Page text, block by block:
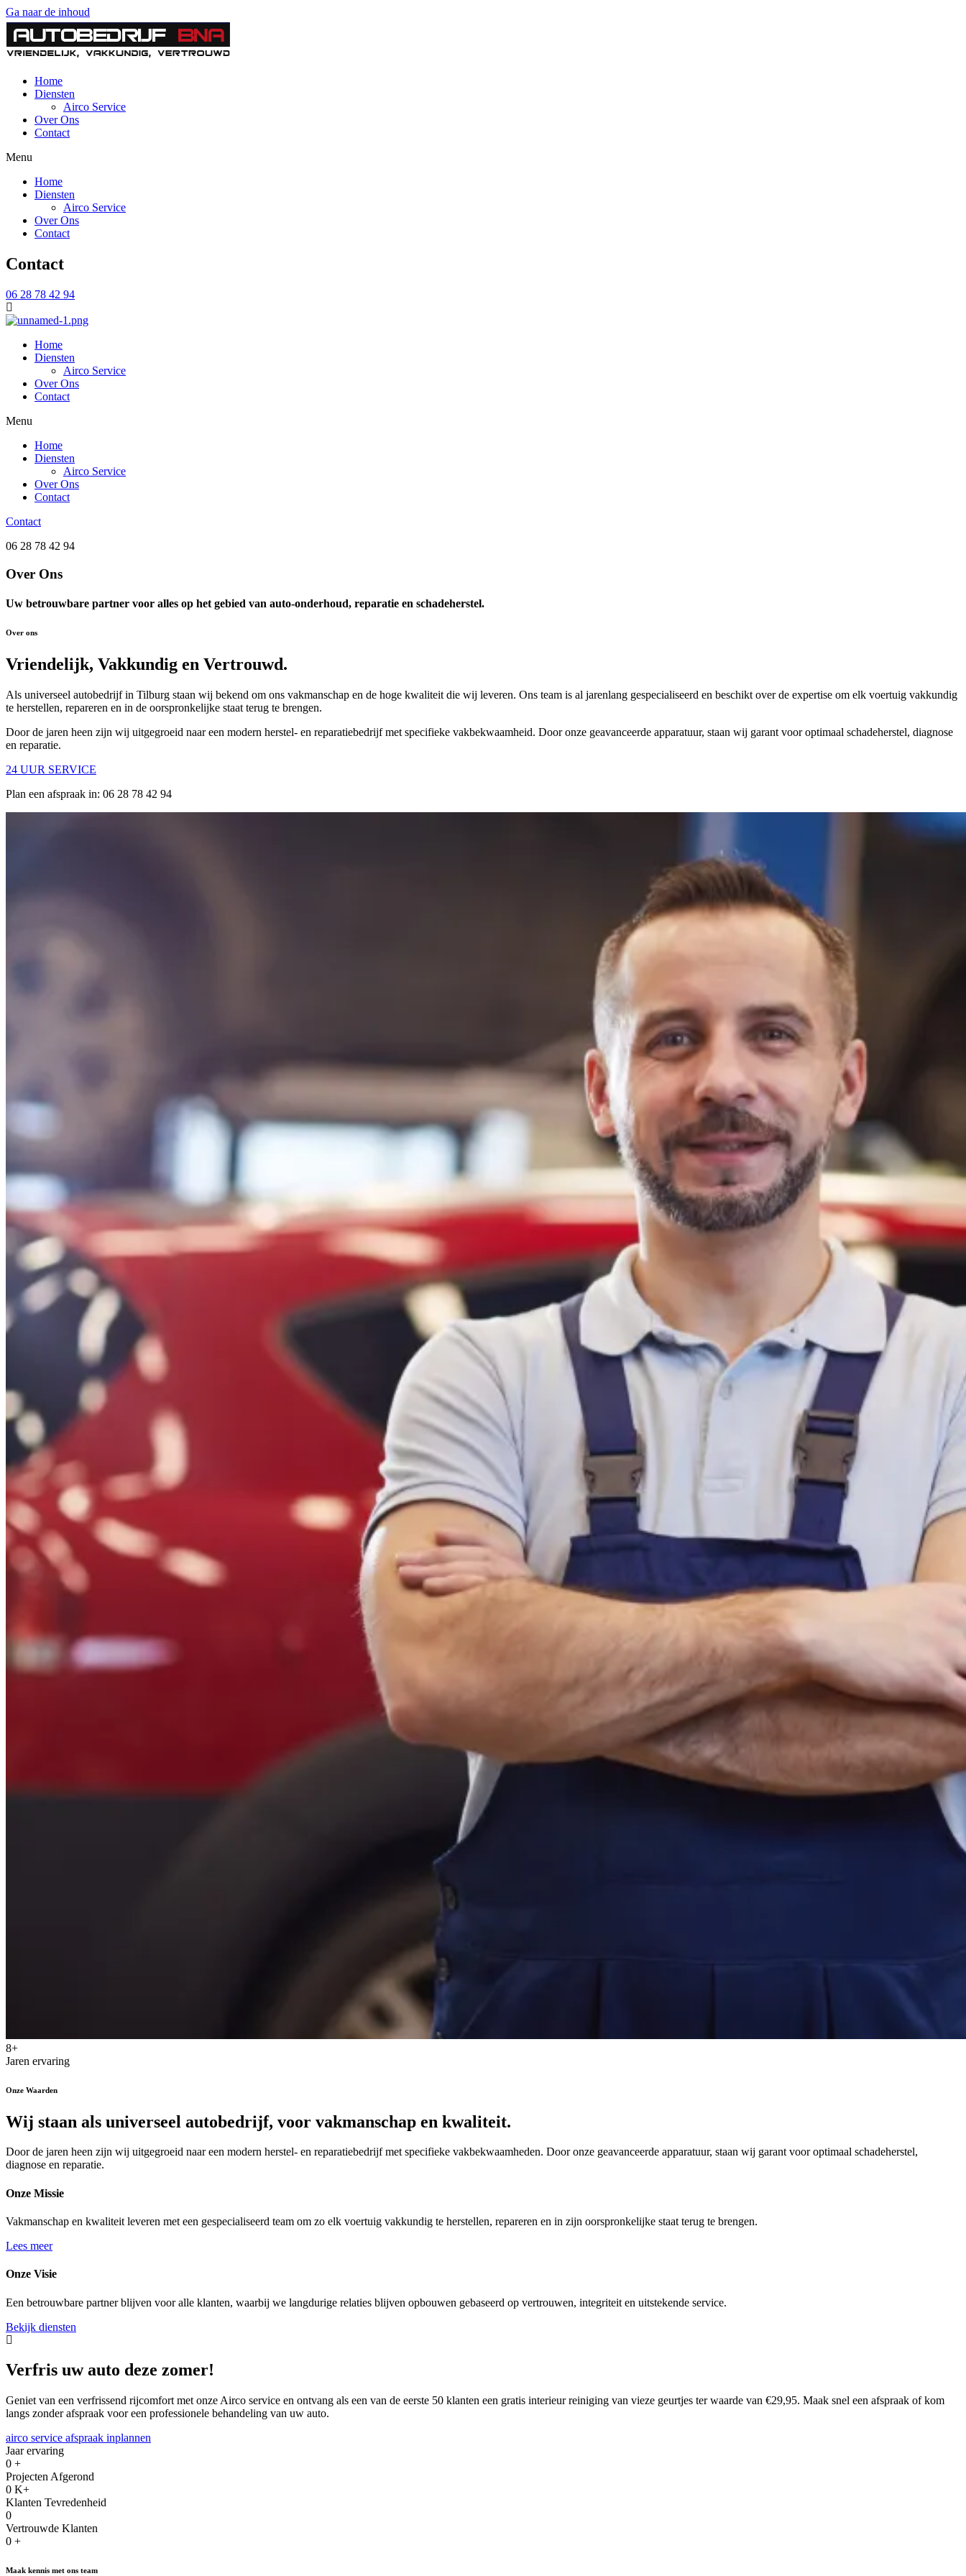
Ga naar de inhoud
Home
Diensten
Airco Service
Over Ons
Contact
Menu
Home
Diensten
Airco Service
Over Ons
Contact
Contact
06 28 78 42 94
Home
Diensten
Airco Service
Over Ons
Contact
Menu
Home
Diensten
Airco Service
Over Ons
Contact
Contact
06 28 78 42 94
Over Ons
Uw betrouwbare partner voor alles op het gebied van auto-onderhoud, reparatie en schadeherstel.
Over ons
Vriendelijk, Vakkundig en Vertrouwd.
Als universeel autobedrijf in Tilburg staan wij bekend om ons vakmanschap en de hoge kwaliteit die wij leveren. Ons team is al jarenlang gespecialiseerd en beschikt over de expertise om elk voertuig vakkundig
te herstellen, repareren en in de oorspronkelijke staat terug te brengen.
Door de jaren heen zijn wij uitgegroeid naar een modern herstel- en reparatiebedrijf met specifieke vakbekwaamheid. Door onze geavanceerde apparatuur, staan wij garant voor optimaal schadeherstel, diagnose
en reparatie.
24 UUR SERVICE
Plan een afspraak in: 06 28 78 42 94
8+
Jaren ervaring
Onze Waarden
Wij staan als universeel autobedrijf, voor vakmanschap en kwaliteit.
Door de jaren heen zijn wij uitgegroeid naar een modern herstel- en reparatiebedrijf met specifieke vakbekwaamheden. Door onze geavanceerde apparatuur, staan wij garant voor optimaal schadeherstel,
diagnose en reparatie.
Onze Missie
Vakmanschap en kwaliteit leveren met een gespecialiseerd team om zo elk voertuig vakkundig te herstellen, repareren en in zijn oorspronkelijke staat terug te brengen.
Lees meer
Onze Visie
Een betrouwbare partner blijven voor alle klanten, waarbij we langdurige relaties blijven opbouwen gebaseerd op vertrouwen, integriteit en uitstekende service.
Bekijk diensten
Verfris uw auto deze zomer!
Geniet van een verfrissend rijcomfort met onze Airco service en ontvang als een van de eerste 50 klanten een gratis interieur reiniging van vieze geurtjes ter waarde van €29,95. Maak snel een afspraak of kom
langs zonder afspraak voor een professionele behandeling van uw auto.
airco service afspraak inplannen
Jaar ervaring
0 +
Projecten Afgerond
0 K+
Klanten Tevredenheid
0
Vertrouwde Klanten
0 +
Maak kennis met ons team